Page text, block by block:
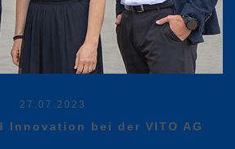
27.07.2023
Innovation bei der VITO AG